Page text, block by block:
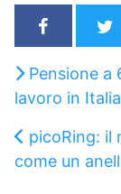
Pensione a
lavoro in Italia
picoRing: il
come un